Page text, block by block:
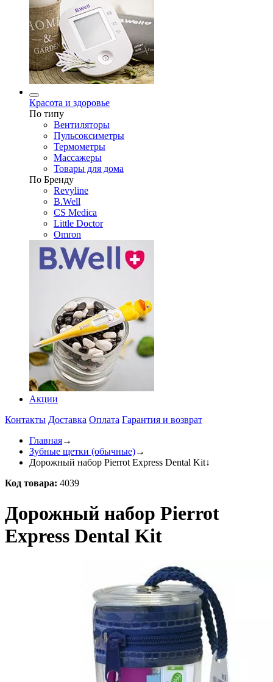
Красота и здоровье
По типу
Вентиляторы
Пульсоксиметры
Термометры
Массажеры
Товары для дома
По Бренду
Revyline
B.Well
CS Medica
Little Doctor
Omron
Акции
Контакты Доставка Оплата Гарантия и возврат
Главная→
Зубные щетки (обычные)→
Дорожный набор Pierrot Express Dental Kit↓
Код товара: 4039
Дорожный набор Pierrot
Express Dental Kit